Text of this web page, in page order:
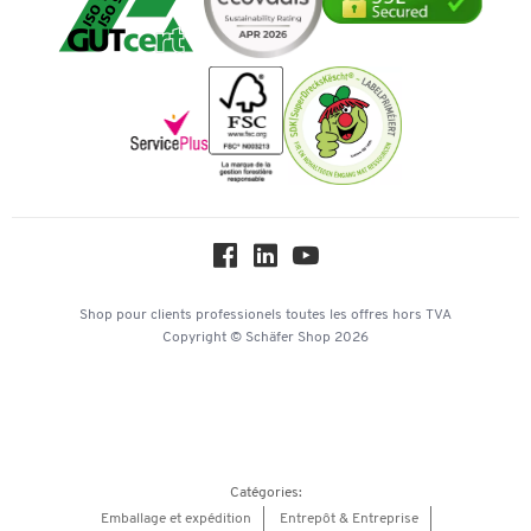
Services de A à Z
Histoire
Inspiration
Paiement d'avance
Shop pour clients professionels toutes les offres hors TVA
Copyright © Schäfer Shop 2026
Catégories:
Emballage et expédition
Entrepôt & Entreprise